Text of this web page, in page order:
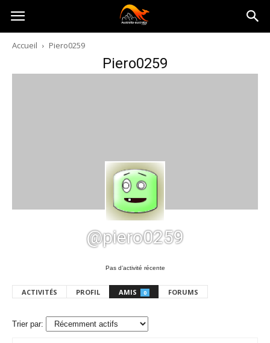
Australia-
australie.com
Accueil Piero0259
Piero0259
@piero0259
Pas d’activité récente
ACTIVITÉS PROFIL AMIS 0 FORUMS
Trier par: